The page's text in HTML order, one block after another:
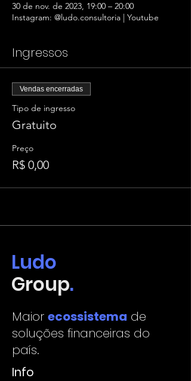
30 de nov. de 2023, 19:00 – 20:00
Instagram: @ludo.consultoria | Youtube
Ingressos
Vendas encerradas
Tipo de ingresso
Gratuito
Preço
R$ 0,00
Ludo
Group.
Maior ecossistema de
soluções financeiras do
país.
Info